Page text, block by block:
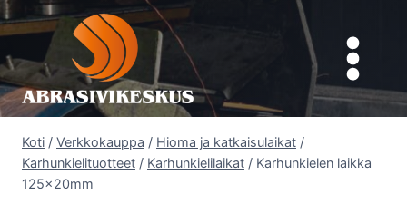
Siirry
sisältöön
Koti / Verkkokauppa / Hioma ja katkaisulaikat /
Karhunkielituotteet / Karhunkielilaikat / Karhunkielen laikka
125x20mm